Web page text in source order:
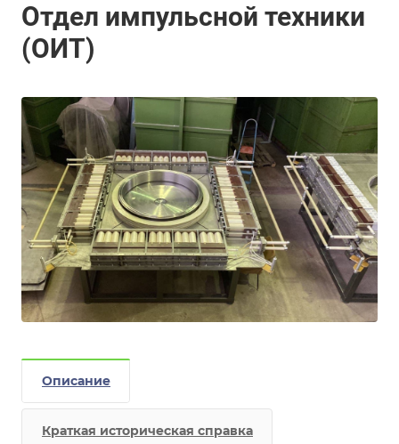
Отдел импульсной техники
(ОИТ)
Описание
Краткая историческая справка